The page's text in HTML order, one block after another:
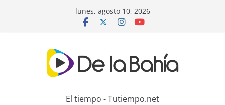
lunes, agosto 10, 2026
El tiempo - Tutiempo.net